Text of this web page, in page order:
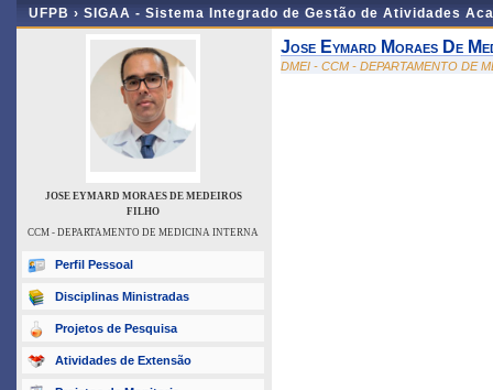
UFPB › SIGAA - Sistema Integrado de Gestão de Atividades
JOSE EYMARD MORAES DE MEDEIROS
FILHO
CCM - DEPARTAMENTO DE MEDICINA INTERNA
Perfil Pessoal
Disciplinas Ministradas
Projetos de Pesquisa
Atividades de Extensão
Jose Eymard Moraes De
DMEI - CCM - DEPARTAMENTO DE